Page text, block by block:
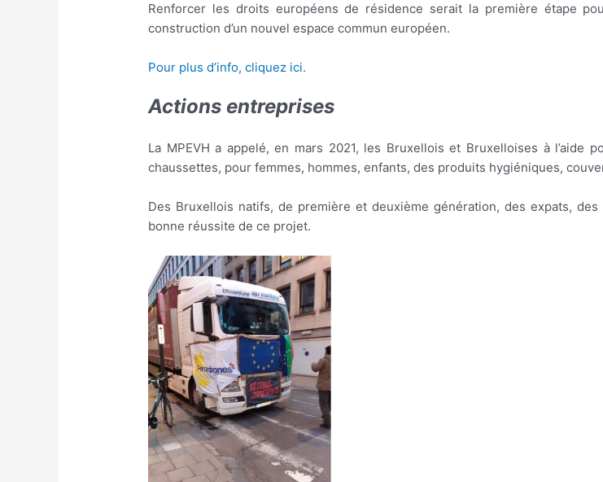
Renforcer les droits européens de résidence serait la première étape
construction d’un nouvel espace commun européen.
Pour plus d’info, cliquez ici.
Actions entreprises
La MPEVH a appelé, en mars 2021, les Bruxellois et Bruxelloises à l’aide
chaussettes, pour femmes, hommes, enfants, des produits hygiéniques,
Des Bruxellois natifs, de première et deuxième génération, des expats,
bonne réussite de ce projet.